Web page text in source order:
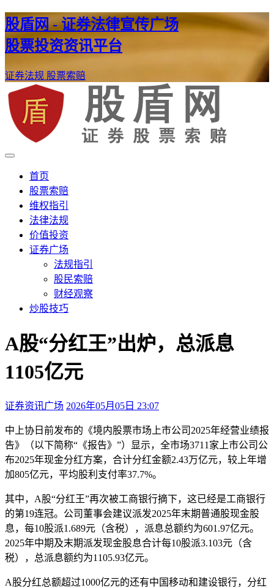
股盾网 - 证券法律宣传广场
股票投资资讯平台
证券法规 股票索赔
股盾网
证券股票维权网
首页
股票索赔
维权指引
法律法规
价值投资
证券广场
法规指引
股民索赔
财经观察
炒股技巧
A股“分红王”出炉，总派息
1105亿元
证券资讯广场 2026年05月05日 23:07
中上协日前发布的《境内股票市场上市公司2025年经营业绩报
告》（以下简称“《报告》”）显示，全市场3711家上市公司公
布2025年现金分红方案，合计分红金额2.43万亿元，较上年增
加805亿元，平均股利支付率37.7%。
其中，A股“分红王”再次被工商银行摘下，这已经是工商银行
的第19连冠。公司董事会建议派发2025年末期普通股现金股
息，每10股派1.689元（含税），派息总额约为601.97亿元。
2025年中期及末期派发现金股息合计每10股派3.103元（含
税），总派息额约为1105.93亿元。
A股分红总额超过1000亿元的还有中国移动和建设银行，分红